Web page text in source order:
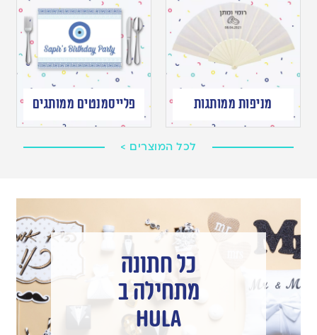
מניפות ממותגות פלייסמנטים ממותגים
לכל המוצרים >
כל חתונה
מתחילה ב
hula